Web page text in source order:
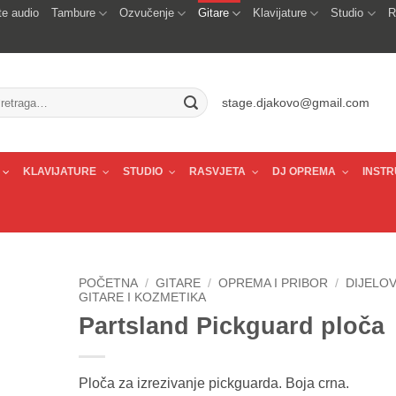
audio Tambure Ozvučenje Gitare Klavijature Studio
stage.djakovo@gmail.com
KLAVIJATURE STUDIO RASVJETA DJ OPREMA
POČETNA / GITARE / OPREMA I PRIBOR /
GITARE I KOZMETIKA
Partsland Pickguard ploča
Ploča za izrezivanje pickguarda. Boja crna.